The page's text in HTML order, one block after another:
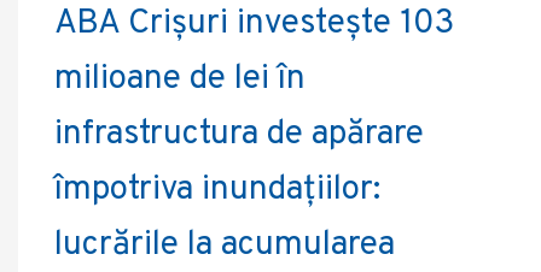
ABA Crișuri investește 103
milioane de lei în
infrastructura de apărare
împotriva inundațiilor:
lucrările la acumularea